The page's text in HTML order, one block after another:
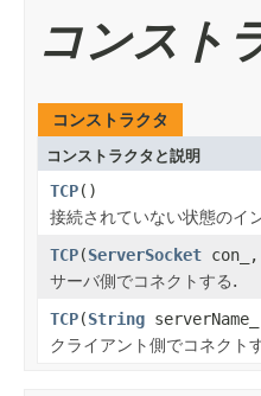
コンスト
コンストラクタ
コンストラクタと説明
TCP()
接続されていない状態のイ
TCP(ServerSocket
サーバ側でコネクトする.
TCP(String
クライアント側でコネクト